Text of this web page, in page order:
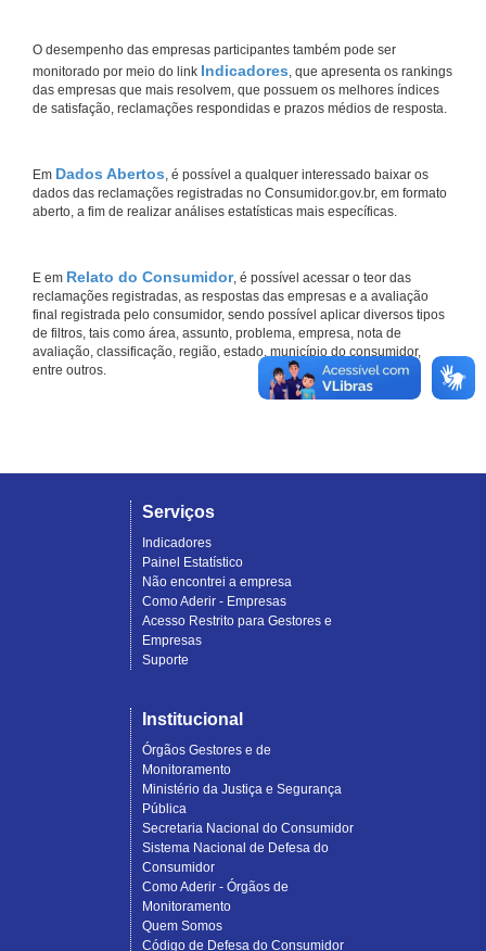
O desempenho das empresas participantes também pode ser
monitorado por meio do link Indicadores, que apresenta os rankings
das empresas que mais resolvem, que possuem os melhores índices
de satisfação, reclamações respondidas e prazos médios de resposta.
Em Dados Abertos, é possível a qualquer interessado baixar os
dados das reclamações registradas no Consumidor.gov.br, em formato
aberto, a fim de realizar análises estatísticas mais específicas.
E em Relato do Consumidor, é possível acessar o teor das
reclamações registradas, as respostas das empresas e a avaliação
final registrada pelo consumidor, sendo possível aplicar diversos tipos
de filtros, tais como área, assunto, problema, empresa, nota de
avaliação, classificação, região, estado, município do consumidor,
entre outros.
Serviços
Indicadores
Painel Estatístico
Não encontrei a empresa
Como Aderir - Empresas
Acesso Restrito para Gestores e
Empresas
Suporte
Institucional
Órgãos Gestores e de
Monitoramento
Ministério da Justiça e Segurança
Pública
Secretaria Nacional do Consumidor
Sistema Nacional de Defesa do
Consumidor
Como Aderir - Órgãos de
Monitoramento
Quem Somos
Código de Defesa do Consumidor